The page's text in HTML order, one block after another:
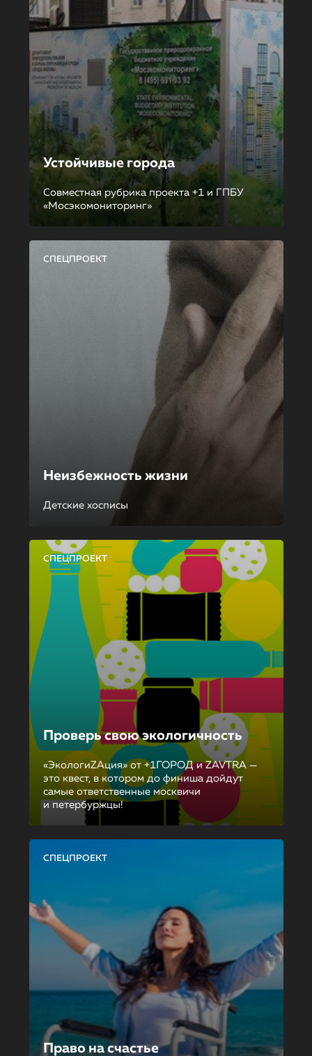
Устойчивые города
Совместная рубрика проекта +1 и ГПБУ
«Мосэкомониторинг»
СПЕЦПРОЕКТ
Неизбежность жизни
Детские хосписы
СПЕЦПРОЕКТ
Проверь свою экологичность
«ЭкологиZAция» от +1ГОРОД и ZAVTRA —
это квест, в котором до финиша дойдут
самые ответственные москвичи
и петербуржцы!
СПЕЦПРОЕКТ
Право на счастье